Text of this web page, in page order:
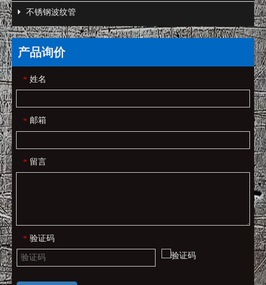
不锈钢波纹管
产品询价
* 姓名
* 邮箱
* 留言
* 验证码